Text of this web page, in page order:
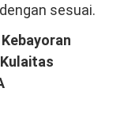
sesuai.